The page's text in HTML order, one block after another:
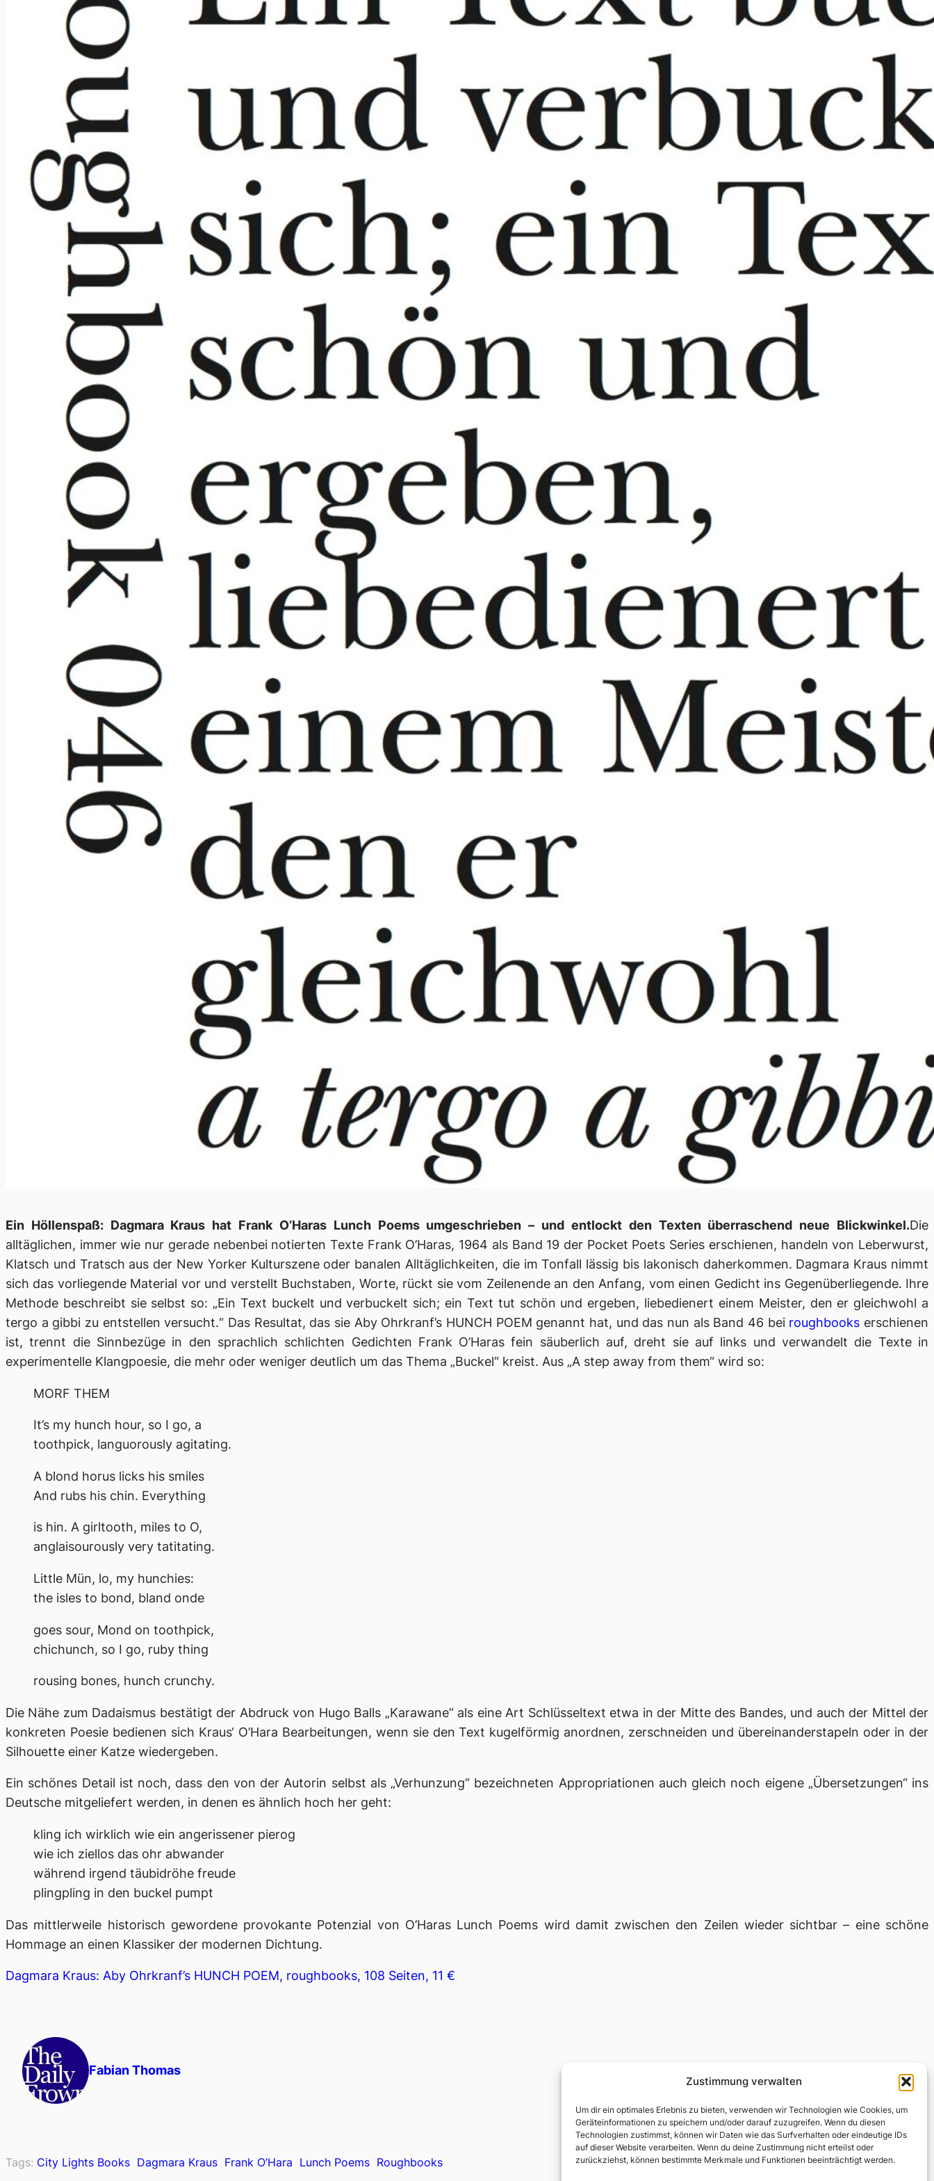
Zustimmung verwalten
Um dir ein optimales Erlebnis zu bieten, verwenden wir Technologien wie Cookies, um
Geräteinformationen zu speichern und/oder darauf zuzugreifen. Wenn du diesen
Technologien zustimmst, können wir Daten wie das Surfverhalten oder eindeutige IDs
auf dieser Website verarbeiten. Wenn du deine Zustimmung nicht erteilst oder
zurückziehst, können bestimmte Merkmale und Funktionen beeinträchtigt werden.
Ein Höllenspaß: Dagmara Kraus hat Frank O’Haras Lunch Poemsumgeschrieben – und entlockt den Texten überraschend neue Blickwinkel.Die
alltäglichen, immer wie nur gerade nebenbei notierten Texte Frank O’Haras, 1964 als Band 19 der Pocket Poets Series erschienen, handeln von Leberwurst,
Klatsch und Tratsch aus der New Yorker Kulturszene oder banalen Alltäglichkeiten, die im Tonfall lässig bis lakonisch daherkommen. Dagmara Kraus nimmt
sich das vorliegende Material vor und verstellt Buchstaben, Worte, rückt sie vom Zeilenende an den Anfang, vom einen Gedicht ins Gegenüberliegende. Ihre
Methode beschreibt sie selbst so: „Ein Text buckelt und verbuckelt sich; ein Text tut schön und ergeben, liebedienert einem Meister, den er gleichwohl a
tergo a gibbi zu entstellen versucht.“ Das Resultat, das sie Aby Ohrkranf’s HUNCH POEM genannt hat, und das nun als Band 46 bei roughbooks erschienen
ist, trennt die Sinnbezüge in den sprachlich schlichten Gedichten Frank O’Haras fein säuberlich auf, dreht sie auf links und verwandelt die Texte in
experimentelle Klangpoesie, die mehr oder weniger deutlich um das Thema „Buckel“ kreist. Aus „A step away from them“ wird so:
MORF THEM
It’s my hunch hour, so I go, a
toothpick, languorously agitating.
A blond horus licks his smiles
And rubs his chin. Everything
is hin. A girltooth, miles to O,
anglaisourously very tatitating.
Little Mün, lo, my hunchies:
the isles to bond, bland onde
goes sour, Mond on toothpick,
chichunch, so I go, ruby thing
rousing bones, hunch crunchy.
Die Nähe zum Dadaismus bestätigt der Abdruck von Hugo Balls „Karawane“ als eine Art Schlüsseltext etwa in der Mitte des Bandes, und auch der Mittel der
konkreten Poesie bedienen sich Kraus‘ O’Hara Bearbeitungen, wenn sie den Text kugelförmig anordnen, zerschneiden und übereinanderstapeln oder in der
Silhouette einer Katze wiedergeben.
Ein schönes Detail ist noch, dass den von der Autorin selbst als „Verhunzung“ bezeichneten Appropriationen auch gleich noch eigene „Übersetzungen“ ins
Deutsche mitgeliefert werden, in denen es ähnlich hoch her geht:
kling ich wirklich wie ein angerissener pierog
wie ich ziellos das ohr abwander
während irgend täubidröhe freude
plingpling in den buckel pumpt
Das mittlerweile historisch gewordene provokante Potenzial von O’Haras Lunch Poems wird damit zwischen den Zeilen wieder sichtbar – eine schöne
Hommage an einen Klassiker der modernen Dichtung.
Dagmara Kraus: Aby Ohrkranf’s HUNCH POEM, roughbooks, 108 Seiten, 11 €
Fabian Thomas
Tags: City Lights Books Dagmara Kraus Frank O’Hara Lunch Poems Roughbooks